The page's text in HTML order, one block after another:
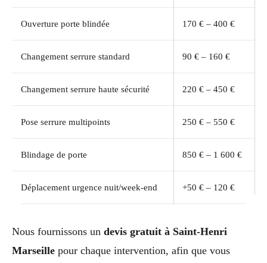
Ouverture porte blindée 170 € – 400 €
Changement serrure standard 90 € – 160 €
Changement serrure haute sécurité 220 € – 450 €
Pose serrure multipoints 250 € – 550 €
Blindage de porte 850 € – 1 600 €
Déplacement urgence nuit/week-end +50 € – 120 €
Nous fournissons un devis gratuit à Saint-Henri
Marseille pour chaque intervention, afin que vous